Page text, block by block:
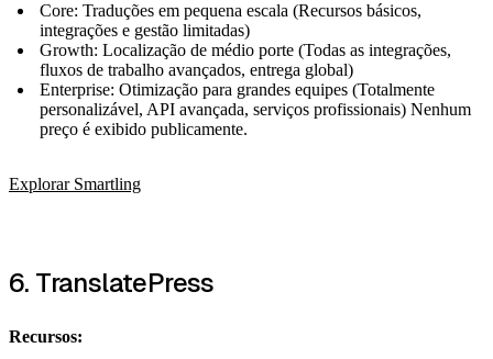
Core: Traduções em pequena escala (Recursos básicos,
integrações e gestão limitadas)
Growth: Localização de médio porte (Todas as integrações,
fluxos de trabalho avançados, entrega global)
Enterprise: Otimização para grandes equipes (Totalmente
personalizável, API avançada, serviços profissionais) Nenhum
preço é exibido publicamente.
Explorar Smartling
6. TranslatePress
Recursos: